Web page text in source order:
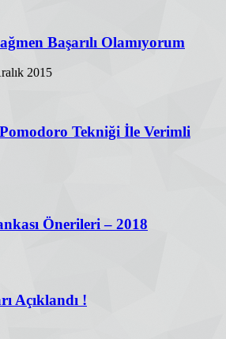
Başarılı Olamıyorum
2015
Tekniği İle Verimli
Önerileri – 2018
Açıklandı !